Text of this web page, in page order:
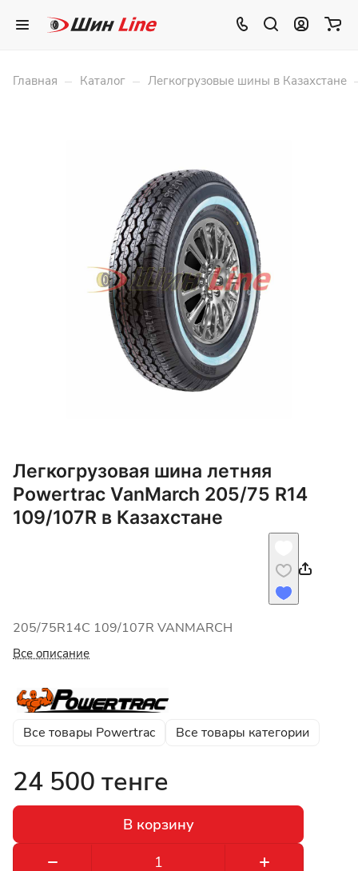
Главная – Каталог – Легкогрузовые шины в Казахстане
Легкогрузовая шина летняя
Powertrac VanMarch 205/75 R14
109/107R в Казахстане
205/75R14C 109/107R VANMARCH
Все описание
Все товары Powertrac Все товары категории
24 500 тенге
В корзину